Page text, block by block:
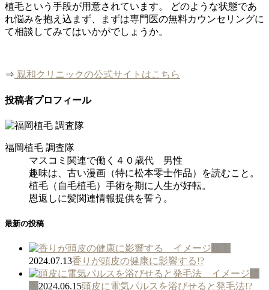
植毛という手段が用意されています。 どのような状態であ
れ悩みを抱え込まず、まずは専門医の無料カウンセリングに
て相談してみてはいかがでしょうか。
⇒ 親和クリニックの公式サイトはこちら
投稿者プロフィール
福岡植毛 調査隊
マスコミ関連で働く４０歳代 男性
趣味は、古い漫画（特に松本零士作品）を読むこと。
植毛（自毛植毛）手術を期に人生が好転。
恩返しに髪関連情報提供を誓う。
最新の投稿
植毛
2024.07.13香りが頭皮の健康に影響する!?
植
毛 2024.06.15頭皮に電気パルスを浴びせると発毛法!?